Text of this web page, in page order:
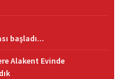
başladı...
Alakent Evinde